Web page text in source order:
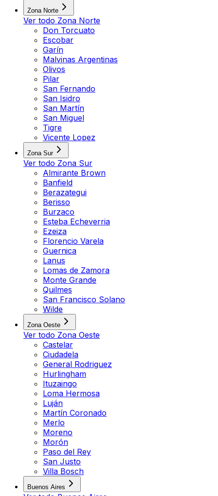
Zona Norte
Ver todo Zona Norte
Don Torcuato
Escobar
Garín
Malvinas Argentinas
Olivos
Pilar
San Fernando
San Isidro
San Martín
San Miguel
Tigre
Vicente Lopez
Zona Sur
Ver todo Zona Sur
Almirante Brown
Banfield
Berazategui
Berisso
Burzaco
Esteba Echeverria
Ezeiza
Florencio Varela
Guernica
Lanus
Lomas de Zamora
Monte Grande
Quilmes
San Francisco Solano
Wilde
Zona Oeste
Ver todo Zona Oeste
Castelar
Ciudadela
General Rodriguez
Hurlingham
Ituzaingo
Loma Hermosa
Luján
Martín Coronado
Merlo
Moreno
Morón
Paso del Rey
San Justo
Villa Bosch
Buenos Aires